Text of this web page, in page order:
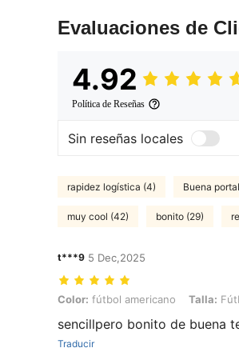
Evaluaciones de
4.92
Política de Reseñas
Sin reseñas locales
rapidez logística (4) Buena
muy cool (42) bonito (29)
t***9 5 Dec,2025
Color: fútbol americano, Talla: Fútbol
Color: fútbol americano Talla:
sencillpero bonito de buena
Traducir